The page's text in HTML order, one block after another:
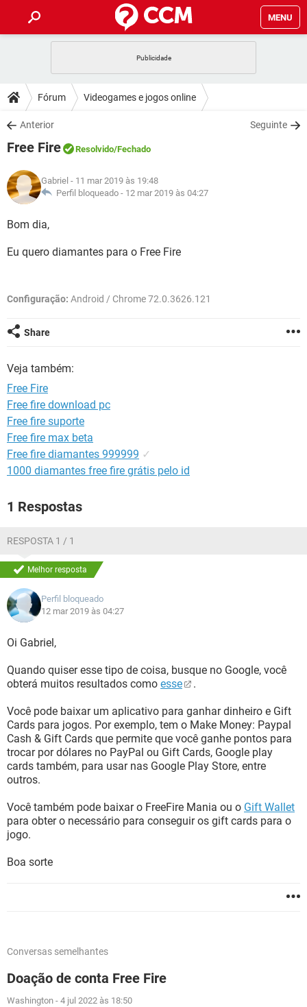
MENU
CELULAR FACEBOOK
OUTLOOK
INSTAGRAM
GUIA DE COMPRAS
DICAS
JOGOS WHATSAPP
INSTAGRAM
GUIA DE COMPRAS
DOWNLOADS
JOGOS
CELULAR
OUTLOOK EXCEL
INSTAGRAM
JOGOS
CELULAR
OUTLOOK
INSTAGRAM GMAIL
GLOSSÁRIO
JOGOS
Fórum Videogames e jogos online
Anterior Seguinte
Free Fire Resolvido/Fechado
Gabriel - 11 mar 2019 às 19:48
Perfil bloqueado - 12 mar 2019 às 04:27
Bom dia,
Eu quero diamantes para o Free Fire
Configuração: Android / Chrome 72.0.3626.121
Share
Veja também:
Free Fire
Free fire download pc
Free fire suporte
Free fire max beta
Free fire diamantes 999999 ✓
1000 diamantes free fire grátis pelo id
1 Respostas
RESPOSTA 1 / 1
Melhor resposta
Perfil bloqueado
12 mar 2019 às 04:27
Oi Gabriel,
Quando quiser esse tipo de coisa, busque no Google, você
obterá muitos resultados como esse .
Você pode baixar um aplicativo para ganhar dinheiro e Gift
Cards para jogos. Por exemplo, tem o Make Money: Paypal
Cash & Gift Cards que permite que você ganhe pontos para
trocar por dólares no PayPal ou Gift Cards, Google play
cards também, para usar nas Google Play Store, entre
outros.
Você também pode baixar o FreeFire Mania ou o Gift Wallet
para obter o necessário para conseguir os gift cards para o
jogo.
Boa sorte
Conversas semelhantes
Doação de conta Free Fire
Washington - 4 jul 2022 às 18:50